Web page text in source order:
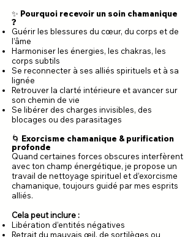
✨ Pourquoi recevoir un soin chamanique
?
Guérir les blessures du cœur, du corps et de
l’âme
Harmoniser les énergies, les chakras, les
corps subtils
Se reconnecter à ses alliés spirituels et à sa
lignée
Retrouver la clarté intérieure et avancer sur
son chemin de vie
Se libérer des charges invisibles, des
blocages ou des parasitages
🌀 Exorcisme chamanique & purification
profonde
Quand certaines forces obscures interfèrent
avec ton champ énergétique, je propose un
travail de nettoyage spirituel et d’exorcisme
chamanique, toujours guidé par mes esprits
alliés.
Cela peut inclure :
Libération d’entités négatives
Retrait du mauvais œil, de sortilèges ou